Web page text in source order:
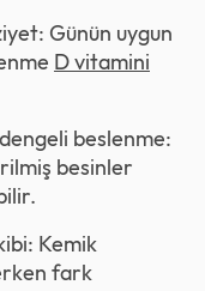
Günün uygun
D vitamini
beslenme:
besinler
Kemik
fark